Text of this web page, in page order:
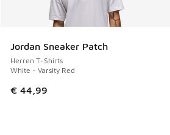
Jordan Sneaker Patch
Herren T-Shirts
White - Varsity Red
€ 44,99